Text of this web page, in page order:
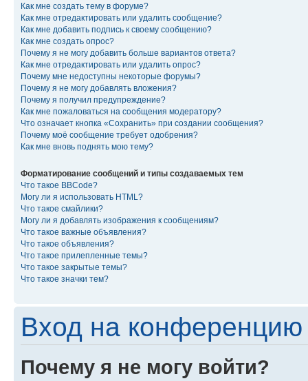
Как мне создать тему в форуме?
Как мне отредактировать или удалить сообщение?
Как мне добавить подпись к своему сообщению?
Как мне создать опрос?
Почему я не могу добавить больше вариантов ответа?
Как мне отредактировать или удалить опрос?
Почему мне недоступны некоторые форумы?
Почему я не могу добавлять вложения?
Почему я получил предупреждение?
Как мне пожаловаться на сообщения модератору?
Что означает кнопка «Сохранить» при создании сообщения?
Почему моё сообщение требует одобрения?
Как мне вновь поднять мою тему?
Форматирование сообщений и типы создаваемых тем
Что такое BBCode?
Могу ли я использовать HTML?
Что такое смайлики?
Могу ли я добавлять изображения к сообщениям?
Что такое важные объявления?
Что такое объявления?
Что такое прилепленные темы?
Что такое закрытые темы?
Что такое значки тем?
Вход на конференцию
Почему я не могу войти?